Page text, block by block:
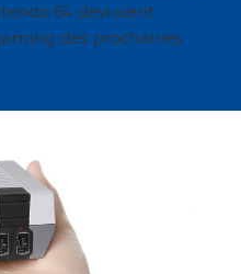
64 devraient
des prochaines